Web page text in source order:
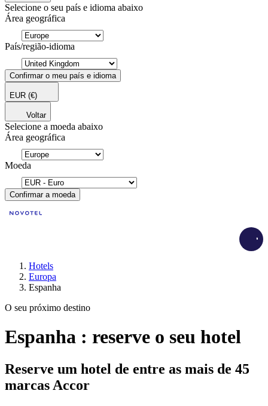
Selecione o seu país e idioma abaixo
Área geográfica
País/região-idioma
Confirmar o meu país e idioma
EUR (€)
Voltar
Selecione a moeda abaixo
Área geográfica
Moeda
Confirmar a moeda
Hotels
Europa
Espanha
O seu próximo destino
Espanha : reserve o seu hotel
Reserve um hotel de entre as mais de 45
marcas Accor